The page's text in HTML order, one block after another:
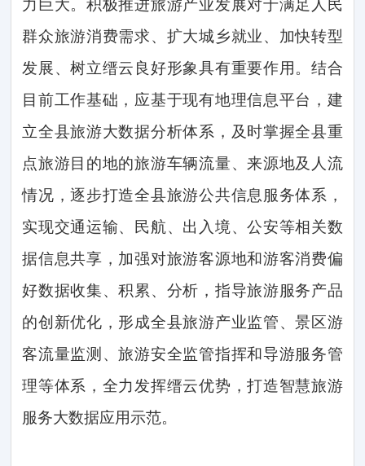
力巨大。积极推进旅游产业发展对于满足人民
群众旅游消费需求、扩大城乡就业、加快转型
发展、树立缙云良好形象具有重要作用。结合
目前工作基础，应基于现有地理信息平台，建
立全县旅游大数据分析体系，及时掌握全县重
点旅游目的地的旅游车辆流量、来源地及人流
情况，逐步打造全县旅游公共信息服务体系，
实现交通运输、民航、出入境、公安等相关数
据信息共享，加强对旅游客源地和游客消费偏
好数据收集、积累、分析，指导旅游服务产品
的创新优化，形成全县旅游产业监管、景区游
客流量监测、旅游安全监管指挥和导游服务管
理等体系，全力发挥缙云优势，打造智慧旅游
服务大数据应用示范。